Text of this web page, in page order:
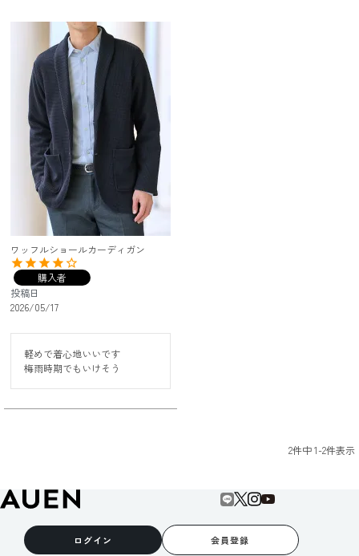
ワッフルショールカーディガン
購入者
投稿日
2026/05/17
軽めで着心地いいです
2件中1-2件表示
ログイン 会員登録